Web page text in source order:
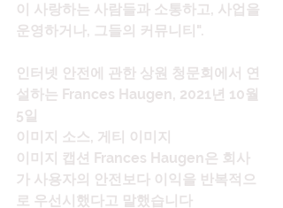
이 사랑하는 사람들과 소통하고, 사업을
운영하거나, 그들의 커뮤니티".
인터넷 안전에 관한 상원 청문회에서 연
설하는 Frances Haugen, 2021년 10월
5일
이미지 소스, 게티 이미지
이미지 캡션 Frances Haugen은 회사
가 사용자의 안전보다 이익을 반복적으
로 우선시했다고 말했습니다